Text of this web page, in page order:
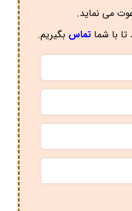
می نماید.
تا با شماتماس بگیریم.